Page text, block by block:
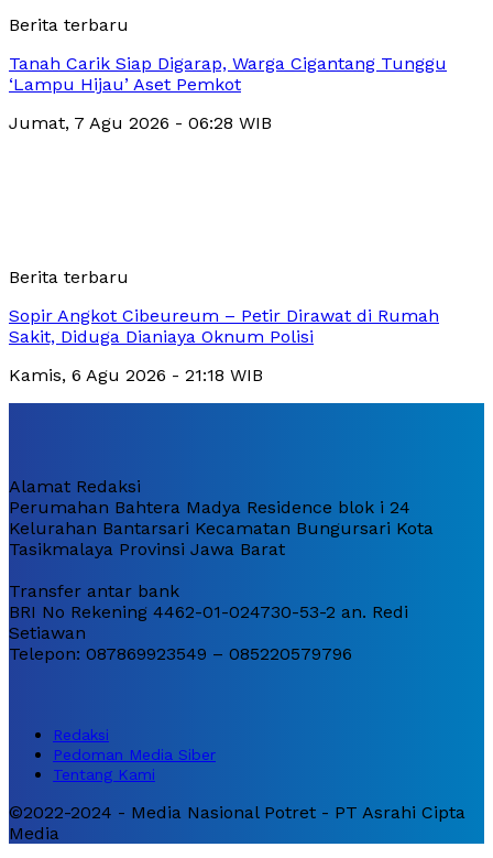
Berita terbaru
Tanah Carik Siap Digarap, Warga Cigantang Tunggu
‘Lampu Hijau’ Aset Pemkot
Jumat, 7 Agu 2026 - 06:28 WIB
Berita terbaru
Sopir Angkot Cibeureum – Petir Dirawat di Rumah
Sakit, Diduga Dianiaya Oknum Polisi
Kamis, 6 Agu 2026 - 21:18 WIB
Alamat Redaksi
Perumahan Bahtera Madya Residence blok i 24
Kelurahan Bantarsari Kecamatan Bungursari Kota
Tasikmalaya Provinsi Jawa Barat
Transfer antar bank
BRI No Rekening 4462-01-024730-53-2 an. Redi
Setiawan
Telepon: 087869923549 – 085220579796
Redaksi
Pedoman Media Siber
Tentang Kami
©2022-2024 - Media Nasional Potret - PT Asrahi Cipta
Media